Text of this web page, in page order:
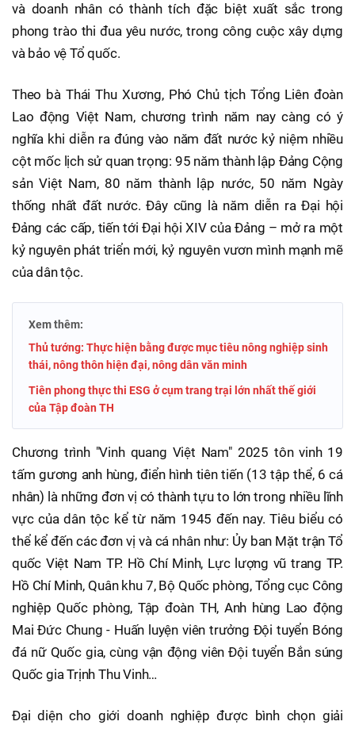
và doanh nhân có thành tích đặc biệt xuất sắc trong
phong trào thi đua yêu nước, trong công cuộc xây dựng
và bảo vệ Tổ quốc.
Theo bà Thái Thu Xương, Phó Chủ tịch Tổng Liên đoàn
Lao động Việt Nam, chương trình năm nay càng có ý
nghĩa khi diễn ra đúng vào năm đất nước kỷ niệm nhiều
cột mốc lịch sử quan trọng: 95 năm thành lập Đảng Cộng
sản Việt Nam, 80 năm thành lập nước, 50 năm Ngày
thống nhất đất nước. Đây cũng là năm diễn ra Đại hội
Đảng các cấp, tiến tới Đại hội XIV của Đảng – mở ra một
kỷ nguyên phát triển mới, kỷ nguyên vươn mình mạnh mẽ
của dân tộc.
Xem thêm:
Thủ tướng: Thực hiện bằng được mục tiêu nông nghiệp sinh
thái, nông thôn hiện đại, nông dân văn minh
Tiên phong thực thi ESG ở cụm trang trại lớn nhất thế giới
của Tập đoàn TH
Chương trình "Vinh quang Việt Nam" 2025 tôn vinh 19
tấm gương anh hùng, điển hình tiên tiến (13 tập thể, 6 cá
nhân) là những đơn vị có thành tựu to lớn trong nhiều lĩnh
vực của dân tộc kể từ năm 1945 đến nay. Tiêu biểu có
thể kể đến các đơn vị và cá nhân như: Ủy ban Mặt trận Tổ
quốc Việt Nam TP. Hồ Chí Minh, Lực lượng vũ trang TP.
Hồ Chí Minh, Quân khu 7, Bộ Quốc phòng, Tổng cục Công
nghiệp Quốc phòng, Tập đoàn TH, Anh hùng Lao động
Mai Đức Chung - Huấn luyện viên trưởng Đội tuyển Bóng
đá nữ Quốc gia, cùng vận động viên Đội tuyển Bắn súng
Quốc gia Trịnh Thu Vinh…
Đại diện cho giới doanh nghiệp được bình chọn giải